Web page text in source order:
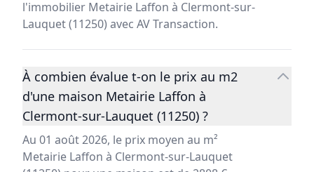
l'immobilier Metairie Laffon à Clermont-sur-
Lauquet (11250) avec AV Transaction.
À combien évalue t-on le prix au m2
d'une maison Metairie Laffon à
Clermont-sur-Lauquet (11250) ?
Au 01 août 2026, le prix moyen au m²
Metairie Laffon à Clermont-sur-Lauquet